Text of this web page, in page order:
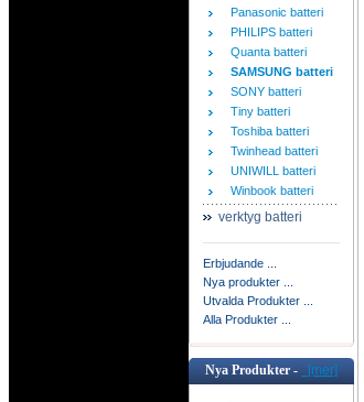
Panasonic batteri
PHILIPS batteri
Quanta batteri
SAMSUNG batteri
SONY batteri
Tiny batteri
Toshiba batteri
Twinhead batteri
UNIWILL batteri
Winbook batteri
verktyg batteri
Erbjudande ...
Nya produkter ...
Utvalda Produkter ...
Alla Produkter ...
Nya Produkter - [mer]